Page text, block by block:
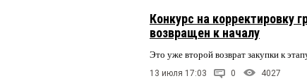
Конкурс на корректировку
возвращен к началу
Это уже второй возврат закупки к
13 июля 17:03 0 4027